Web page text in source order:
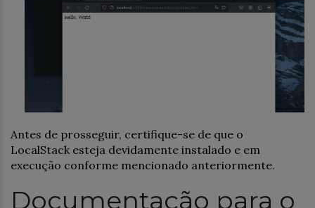
Antes de prosseguir, certifique-se de que o
LocalStack esteja devidamente instalado e em
execução conforme mencionado anteriormente.
Documentação para o